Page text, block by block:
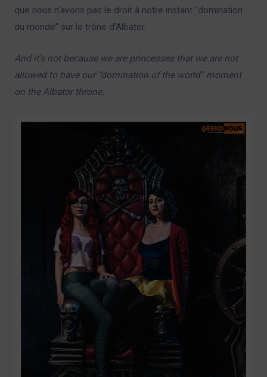
que nous n’avons pas le droit à notre instant “domination
du monde” sur le trône d’Albator.
And it’s not because we are princesses that we are not
allowed to have our “domination of the world” moment
on the Albator throne.